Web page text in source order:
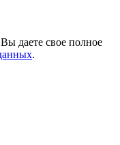
даете свое полное
.